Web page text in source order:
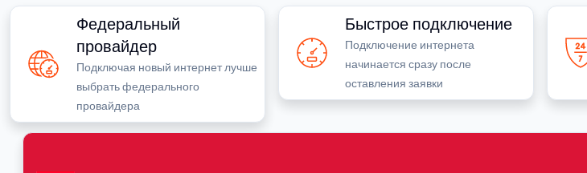
Федеральный
провайдер
Подключая новый интернет лучше
выбрать федерального
провайдера
Быстрое подключение
Подключение интернета
начинается сразу после
оставления заявки